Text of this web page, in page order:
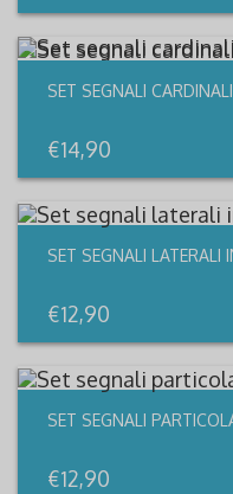
SET SEGNALI
€14,90
SET SEGNALI LATERALI
€12,90
SET SEGNALI
€12,90